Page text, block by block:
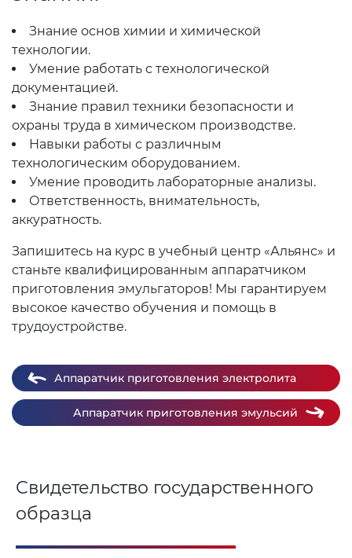
Знание основ химии и химической
технологии.
Умение работать с технологической
документацией.
Знание правил техники безопасности и
охраны труда в химическом производстве.
Навыки работы с различным
технологическим оборудованием.
Умение проводить лабораторные анализы.
Ответственность, внимательность,
аккуратность.
Запишитесь на курс в учебный центр «Альянс» и
станьте квалифицированным аппаратчиком
приготовления эмульгаторов! Мы гарантируем
высокое качество обучения и помощь в
трудоустройстве.
Аппаратчик приготовления электролита
Аппаратчик приготовления эмульсий
Свидетельство государственного
образца